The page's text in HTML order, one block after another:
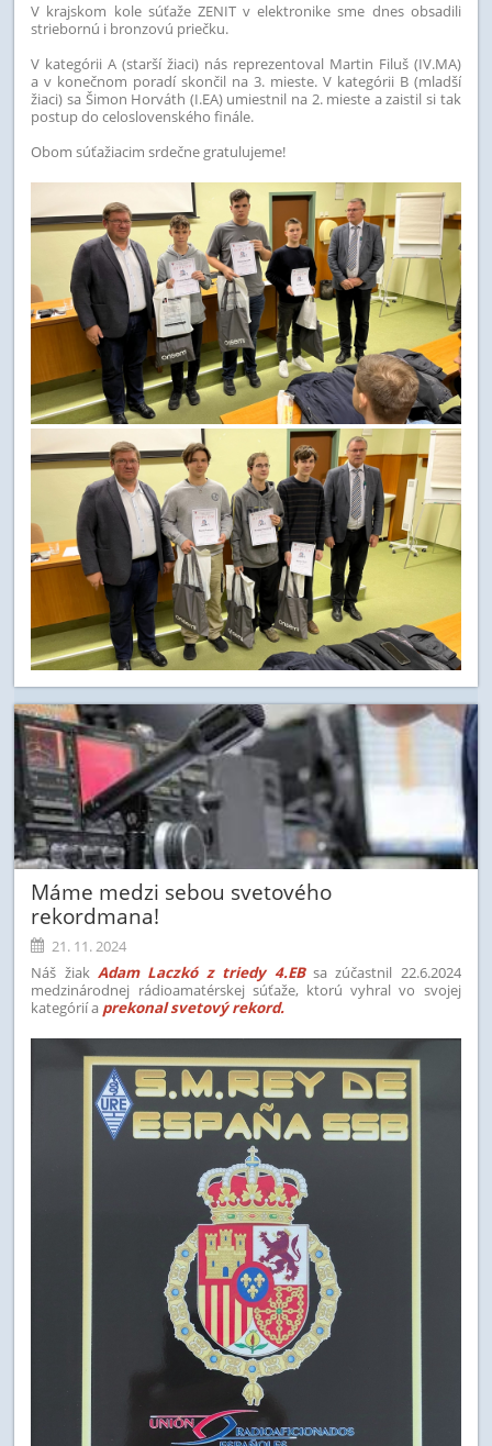
V krajskom kole súťaže ZENIT v elektronike sme dnes obsadili
striebornú i bronzovú priečku.
V kategórii A (starší žiaci) nás reprezentoval Martin Filuš (IV.MA)
a v konečnom poradí skončil na 3. mieste. V kategórii B (mladší
žiaci) sa Šimon Horváth (I.EA) umiestnil na 2. mieste a zaistil si tak
postup do celoslovenského finále.
Obom súťažiacim srdečne gratulujeme!
Máme medzi sebou svetového
rekordmana!
21. 11. 2024
Náš žiakAdam Laczkó z triedy 4.EB sa zúčastnil 22.6.2024
medzinárodnej rádioamatérskej súťaže, ktorú vyhral vo svojej
kategórií a prekonal svetový rekord.